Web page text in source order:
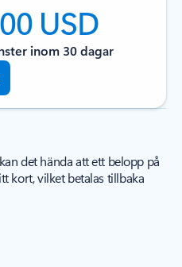
USD
inom 30 dagar
det hända att ett belopp på
kort, vilket betalas tillbaka